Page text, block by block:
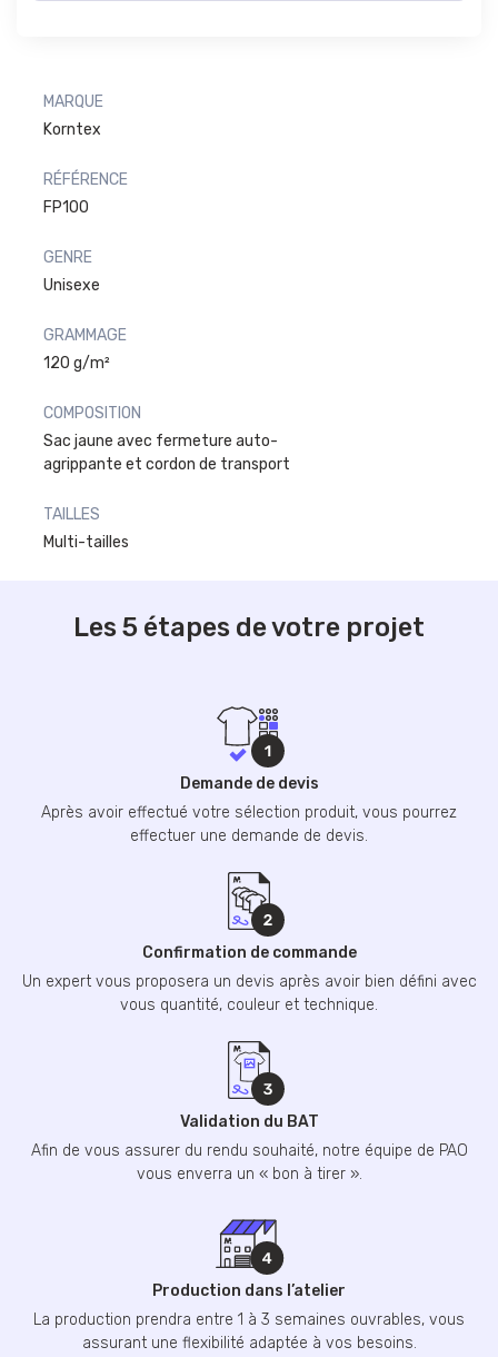
MARQUE
Korntex
RÉFÉRENCE
FP100
GENRE
Unisexe
GRAMMAGE
120 g/m²
COMPOSITION
Sac jaune avec fermeture auto-
agrippante et cordon de transport
TAILLES
Multi-tailles
Les 5 étapes de votre projet
Demande de devis
Après avoir effectué votre sélection produit, vous pourrez
effectuer une demande de devis.
Confirmation de commande
Un expert vous proposera un devis après avoir bien défini avec
vous quantité, couleur et technique.
Validation du BAT
Afin de vous assurer du rendu souhaité, notre équipe de PAO
vous enverra un « bon à tirer ».
Production dans l’atelier
La production prendra entre 1 à 3 semaines ouvrables, vous
assurant une flexibilité adaptée à vos besoins.